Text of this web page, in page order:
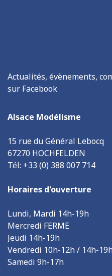
Actualités, évènements,
sur Facebook
Alsace Modélisme
15 rue du Général Lebocq
67270 HOCHFELDEN
Tél: +33 (0) 388 007 714
Horaires d'ouverture
Lundi, Mardi 14h-19h
Mercredi FERME
Jeudi 14h-19h
Vendredi 10h-12h / 14h-
Samedi 9h-17h